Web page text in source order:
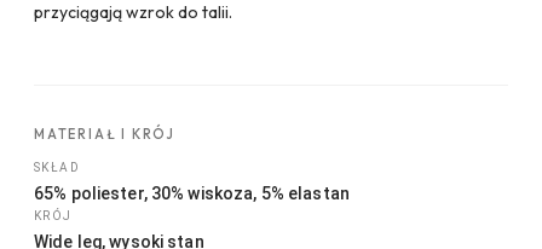
przyciągają wzrok do talii.
MATERIAŁ I KRÓJ
SKŁAD
65% poliester, 30% wiskoza, 5% elastan
KRÓJ
Wide leg, wysoki stan